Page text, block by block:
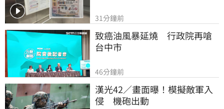
31分鐘前
致癌油風暴延燒　行政院再嗆
台中市
46分鐘前
漢光42／畫面曝！模擬敵軍入
侵　機砲出動